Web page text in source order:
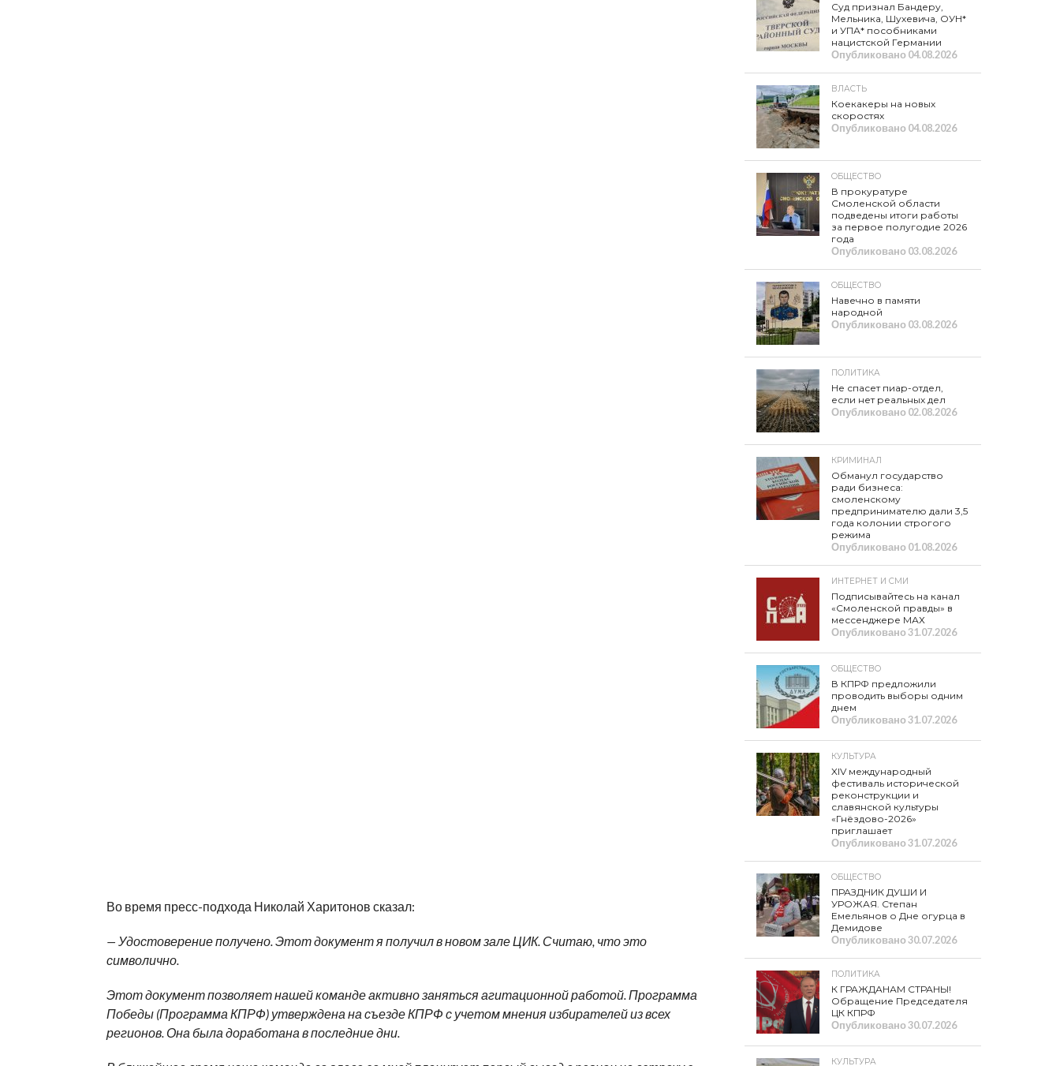
Во время пресс-подхода Николай Харитонов сказал:
— Удостоверение получено. Этот документ я получил в новом зале ЦИК. Считаю, что это
символично.
Этот документ позволяет нашей команде активно заняться агитационной работой. Программа
Победы (Программа КПРФ) утверждена на съезде КПРФ с учетом мнения избирателей из всех
регионов. Она была доработана в последние дни.
Суд признал Бандеру,
Мельника, Шухевича, ОУН*
и УПА* пособниками
нацистской Германии
Опубликовано04.08.2026
ВЛАСТЬ
Коекакеры на новых
скоростях
Опубликовано04.08.2026
ОБЩЕСТВО
В прокуратуре
Смоленской области
подведены итоги работы
за первое полугодие 2026
года
Опубликовано03.08.2026
ОБЩЕСТВО
Навечно в памяти
народной
Опубликовано03.08.2026
ПОЛИТИКА
Не спасет пиар-отдел,
если нет реальных дел
Опубликовано02.08.2026
КРИМИНАЛ
Обманул государство
ради бизнеса:
смоленскому
предпринимателю дали 3,5
года колонии строгого
режима
Опубликовано01.08.2026
ИНТЕРНЕТ И СМИ
Подписывайтесь на канал
«Смоленской правды» в
мессенджере МАХ
Опубликовано31.07.2026
ОБЩЕСТВО
В КПРФ предложили
проводить выборы одним
днем
Опубликовано31.07.2026
КУЛЬТУРА
XIV международный
фестиваль исторической
реконструкции и
славянской культуры
«Гнёздово-2026»
приглашает
Опубликовано31.07.2026
ОБЩЕСТВО
ПРАЗДНИК ДУШИ И
УРОЖАЯ. Степан
Емельянов о Дне огурца в
Демидове
Опубликовано30.07.2026
ПОЛИТИКА
К ГРАЖДАНАМ СТРАНЫ!
Обращение Председателя
ЦК КПРФ
Опубликовано30.07.2026
КУЛЬТУРА